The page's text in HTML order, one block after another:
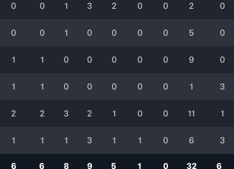
0 0 1 3 2 0 0 2 0
0 0 1 0 0 0 0 5 0
1 1 0 0 0 0 0 9 0
1 1 0 0 0 0 0 1 3
2 2 3 2 1 0 0 11 1
1 1 1 3 1 1 0 6 3
6 6 8 9 5 1 0 32 6